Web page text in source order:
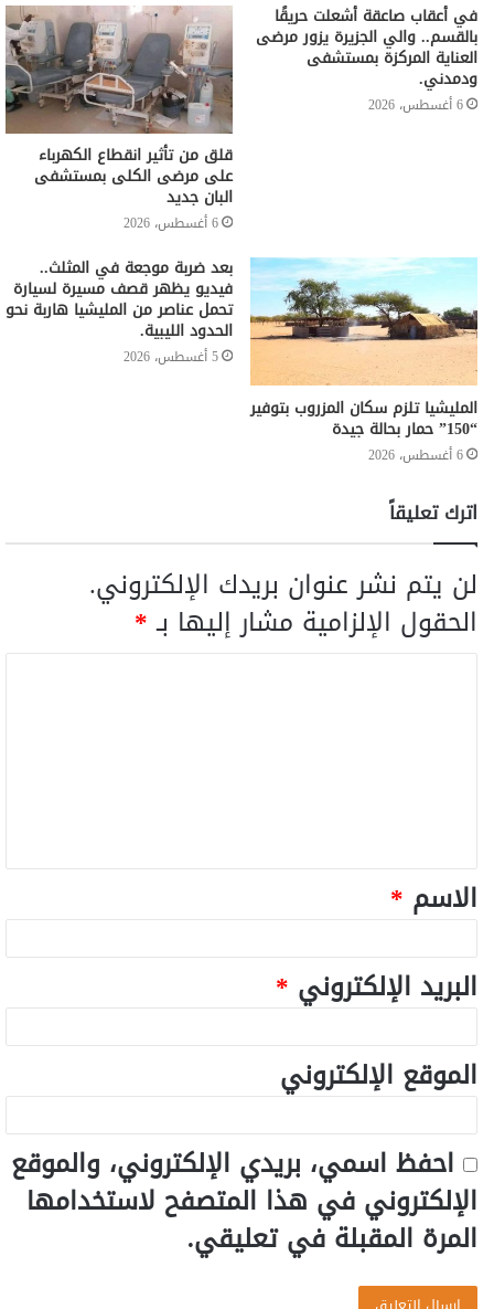
في أعقاب صاعقة أشعلت حريقًا
بالقسم.. والي الجزيرة يزور مرضى
العناية المركزة بمستشفى
ودمدني.
6 أغسطس، 2026
قلق من تأثير انقطاع الكهرباء
على مرضى الكلى بمستشفى
البان جديد
6 أغسطس، 2026
المليشيا تلزم سكان المزروب بتوفير
“150” حمار بحالة جيدة
6 أغسطس، 2026
بعد ضربة موجعة في المثلث..
فيديو يظهر قصف مسيرة لسيارة
تحمل عناصر من المليشيا هاربة نحو
الحدود الليبية.
5 أغسطس، 2026
اترك تعليقاً
لن يتم نشر عنوان بريدك الإلكتروني.
الحقول الإلزامية مشار إليها بـ*
الاسم *
البريد الإلكتروني *
الموقع الإلكتروني
احفظ اسمي، بريدي الإلكتروني، والموقع
الإلكتروني في هذا المتصفح لاستخدامها
المرة المقبلة في تعليقي.